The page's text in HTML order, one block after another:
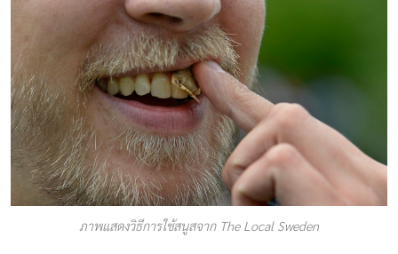
ภาพแสดงวิธีการใช้สนูสจาก The Local Sweden